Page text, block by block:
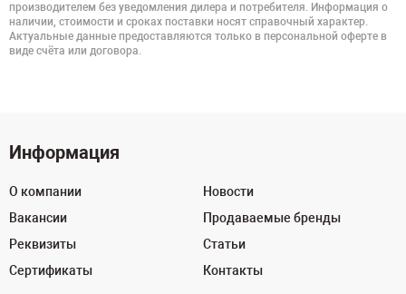
производителем без уведомления дилера и потребителя. Информация о
наличии, стоимости и сроках поставки носят справочный характер.
Актуальные данные предоставляются только в персональной оферте в
виде счёта или договора.
Информация
О компании
Вакансии
Реквизиты
Сертификаты
Новости
Продаваемые бренды
Статьи
Контакты